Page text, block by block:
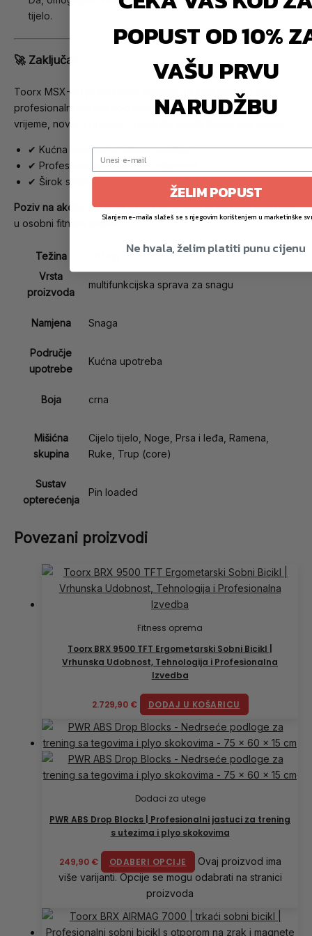
tijelo.
🚀 Zaključak
Toorx MSX-70 je savršeno rješenje za svakoga tko želi
profesionalni trening kod kuće bez kompromisa. Uštedite
vrijeme, novac i prostor – i počnite graditi formu već danas.
✔ Kućna teretana u jednom uređaju
✔ Profesionalna stabilnost i sigurnost
✔ Širok spektar vježbi za cijelo tijelo
Poziv na akciju:
Naručite Toorx MSX-70 i pretvorite svoj dom
u osobni fitness centar!
Težina
Vrsta
proizvoda
multifunkcijska sprava za snagu
Namjena Snaga
Područje
upotrebe
Kućna upotreba
Boja crna
Mišićna
skupina
Cijelo tijelo, Noge, Prsa i leđa, Ramena,
Ruke, Trup (core)
Sustav
opterećenja
Pin loaded
Povezani proizvodi
Fitness oprema
Toorx BRX 9500 TFT Ergometarski Sobni Bicikl |
Vrhunska Udobnost, Tehnologija i Profesionalna
Izvedba
2.729,90 € DODAJ U KOŠARICU
Dodaci za utege
PWR ABS Drop Blocks | Profesionalni jastuci za trening
s utezima i plyo skokovima
249,90 € ODABERI OPCIJE
Ovaj proizvod ima
više varijanti. Opcije se mogu odabrati na stranici
proizvoda
POPUST OD 10%
VAŠU PRVU
NARUDŽBU
ŽELIM POPUST
Slanjem e-maila slažeš se s njegovim korištenjem u marketinške
Ne hvala, želim platiti punu cijenu